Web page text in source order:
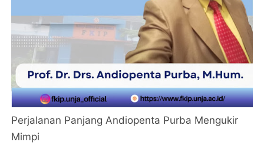
Perjalanan Panjang Andiopenta Purba Mengukir
Mimpi